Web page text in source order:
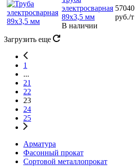
электросварная
89х3,5 мм
В наличии
57040
руб./т
Загрузить еще
1
...
21
22
23
24
25
Арматура
Фасонный прокат
Сортовой металлопрокат